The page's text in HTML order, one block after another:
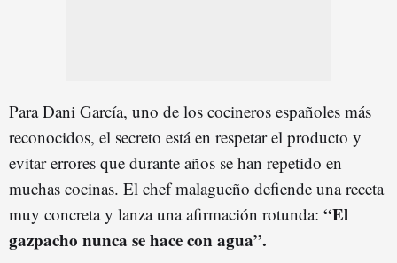
Para Dani García, uno de los cocineros españoles más
reconocidos, el secreto está en respetar el producto y
evitar errores que durante años se han repetido en
muchas cocinas. El chef malagueño defiende una receta
muy concreta y lanza una afirmación rotunda: “El
gazpacho nunca se hace con agua”.